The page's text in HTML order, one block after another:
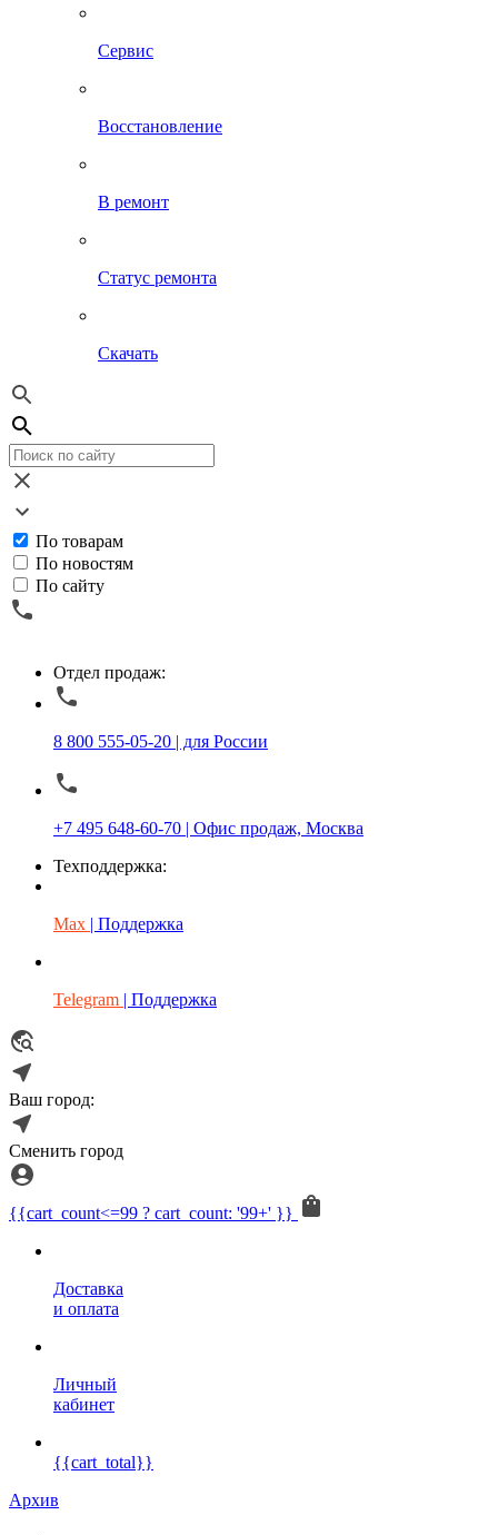
Сервис
Восстановление
В ремонт
Статус ремонта
Скачать
По товарам
По новостям
По сайту
Отдел продаж:
8 800 555-05-20 | для России
+7 495 648-60-70 | Офис продаж, Москва
Техподдержка:
Max | Поддержка
Telegram | Поддержка
Ваш город:
Сменить город
{{cart_count<=99 ? cart_count: '99+' }}
Доставка
и оплата
Личный
кабинет
{{cart_total}}
Архив